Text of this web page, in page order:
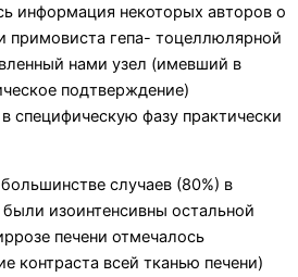
информация некоторых авторов о
примовиста гепа- тоцеллюлярной
нами узел (имевший в
подтверждение)
специфиче­скую фазу практически
случаев (80%) в
изоинтенсивны осталь­ной
печени отмечалось
контраста всей тканью пече­ни)